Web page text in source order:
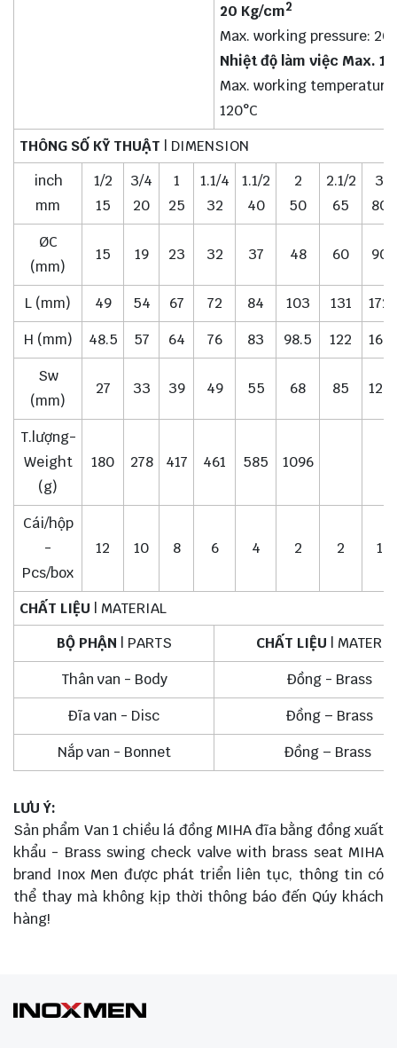
20 Kg/cm2
Max. working pressure: 20
Nhiệt độ làm việc Max.
Max. working temperature:
120°C
THÔNG SỐ KỸ THUẬT
| DIMENSION
inch
mm
1/2
15
3/4
20
1
25
1.1/4
32
1.1/2
40
2
50
2.1/2
65
3
80
ØC
(mm)
15 19 23 32 37 48 60 90
L (mm) 49 54 67 72 84 103 131
172
H (mm)
48.5 57 64 76 83 98.5 122
168
Sw
(mm)
27 33 39 49 55 68 85 126
T.lượng-
Weight
(g)
180 278 417 461 585 1096
Cái/hộp
-
Pcs/box
12 10 8 6 4 2 2 1
CHẤT LIỆU
| MATERIAL
BỘ PHẬN
| PARTS CHẤT LIỆU
|
Thân van - Body
Đồng - Brass
Đĩa van - Disc
Đồng – Brass
Nắp van - Bonnet
Đồng – Brass
LƯU Ý:
Sản phẩm Van 1 chiều lá đồng MIHA đĩa bằng đồng xuất
khẩu - Brass swing check valve with brass seat MIHA
brand Inox Men được phát triển liên tục, thông tin có
thể thay mà không kịp thời thông báo đến Qúy khách
hàng!